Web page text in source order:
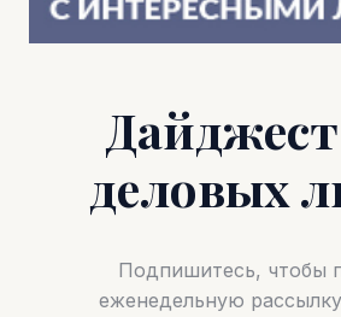
деловых
Подпишитесь, чтобы
еженедельную